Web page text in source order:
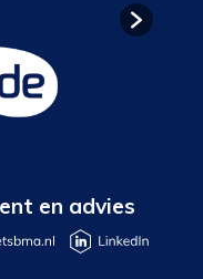
en advies